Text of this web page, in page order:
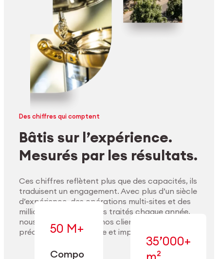
Des chiffres qui comptent
Bâtis sur l’expérience.
Mesurés par les résultats.
Ces chiffres reflètent plus que des capacités, ils
traduisent un engagement. Avec plus d’un siècle
d’expérience, des opérations multi-sites et des
millions de composants traités chaque année,
nous accompagnons nos clients pour délivrer
précision, performance et impact durable.
50 M+
Compo
35’000+
— conçue pour